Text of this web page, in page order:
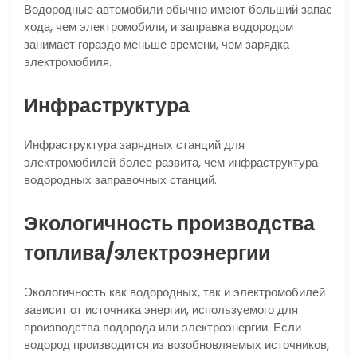
Водородные автомобили обычно имеют больший запас
хода, чем электромобили, и заправка водородом
занимает гораздо меньше времени, чем зарядка
электромобиля.
Инфраструктура
Инфраструктура зарядных станций для
электромобилей более развита, чем инфраструктура
водородных заправочных станций.
Экологичность производства
топлива/электроэнергии
Экологичность как водородных, так и электромобилей
зависит от источника энергии, используемого для
производства водорода или электроэнергии. Если
водород производится из возобновляемых источников,